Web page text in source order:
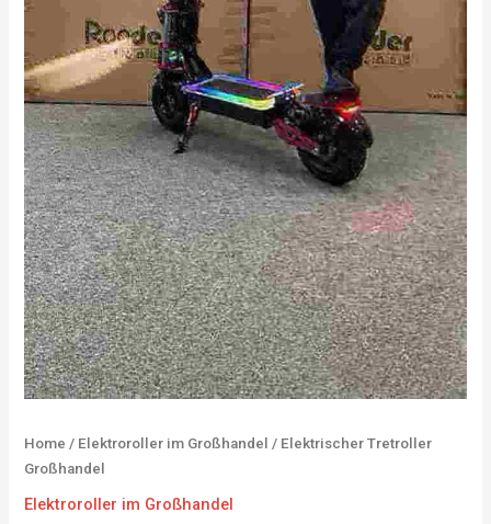
Home / Elektroroller im Großhandel / Elektrischer Tretroller
Großhandel
Elektroroller im Großhandel